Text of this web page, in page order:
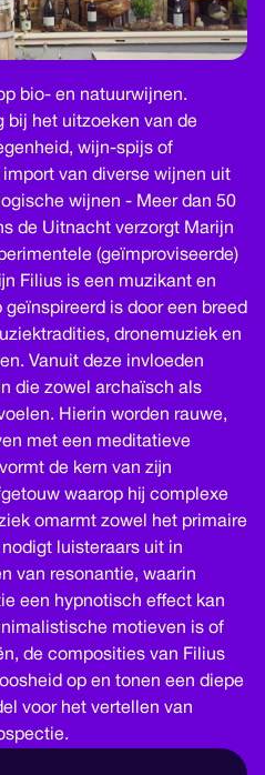
bio- en natuurwijnen.
bij het uitzoeken van de
wijn-spijs of
van diverse wijnen uit
wijnen - Meer dan 50
de Uitnacht verzorgt Marijn
(geïmproviseerde)
Filius is een muzikant en
is door een breed
dronemuziek en
Vanuit deze invloeden
die zowel archaïsch als
Hierin worden rauwe,
met een meditatieve
de kern van zĳn
waarop hĳ complexe
omarmt zowel het primaire
luisteraars uit in
van resonantie, waarin
een hypnotisch effect kan
motieven is of
de composities van Filius
op en tonen een diepe
voor het vertellen van